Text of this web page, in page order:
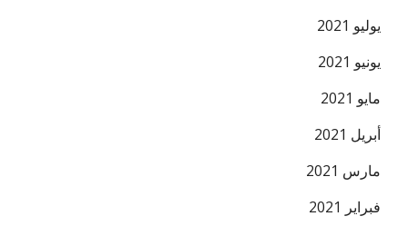
يوليو 2021
يونيو 2021
مايو 2021
أبريل 2021
مارس 2021
فبراير 2021